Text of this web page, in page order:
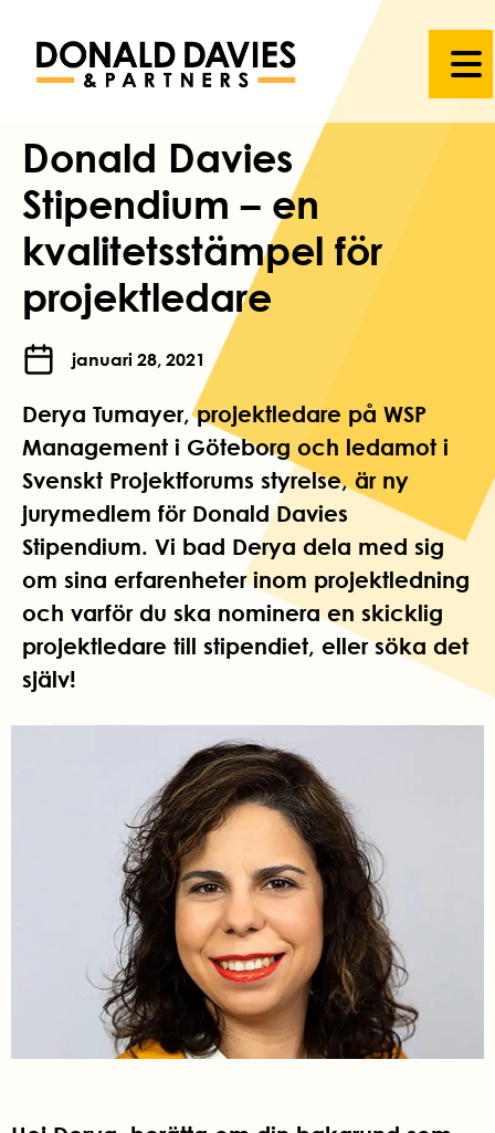
Donald Davies
Stipendium – en
kvalitetsstämpel för
projektledare
januari 28, 2021
Derya Tumayer, projektledare på WSP
Management i Göteborg och ledamot i
Svenskt Projektforums styrelse, är ny
jurymedlem för Donald Davies
Stipendium. Vi bad Derya dela med sig
om sina erfarenheter inom projektledning
och varför du ska nominera en skicklig
projektledare till stipendiet, eller söka det
själv!